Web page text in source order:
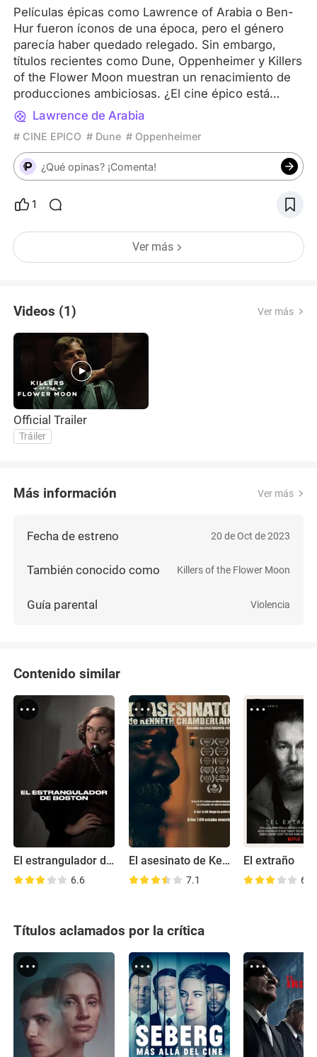
Películas épicas como Lawrence of Arabia o Ben-
Hur fueron íconos de una época, pero el género
parecía haber quedado relegado. Sin embargo,
títulos recientes como Dune, Oppenheimer y Killers
of the Flower Moon muestran un renacimiento de
producciones ambiciosas. ¿El cine épico está
regresando como un género relevante en la
actualidad, o compite en desventaja con los
blockbusters de superhéroes? ¿Cómo han
evolucionado estas narrativas para atraer al público
moderno?
Lawrence de Arabia
# CINE EPICO # Dune # Oppenheimer
¿Qué opinas? ¡Comenta!
1
Ver más
Videos (1) Ver más
Official Trailer
Tráiler
Más información Ver más
Fecha de estreno 20 de Oct de 2023
También conocido como Killers of the Flower Moon
Guía parental Violencia
Contenido similar
El estrangulador de Boston
6.6
El asesinato de Kenneth Chamberlain
7.1
El extraño
6.6
Títulos aclamados por la crítica